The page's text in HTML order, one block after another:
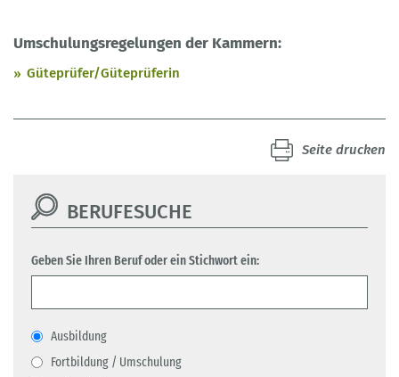
Umschulungsregelungen der Kammern:
Güteprüfer/Güteprüferin
Seite drucken
BERUFESUCHE
Geben Sie Ihren Beruf oder ein Stichwort ein:
Ausbildung
Fortbildung / Umschulung